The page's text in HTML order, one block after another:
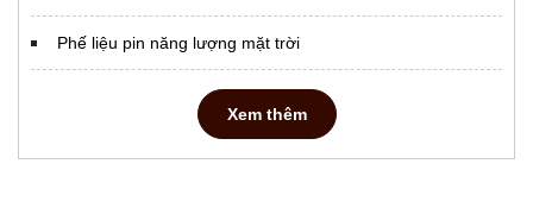
Phế liệu pin năng lượng mặt trời
Xem thêm